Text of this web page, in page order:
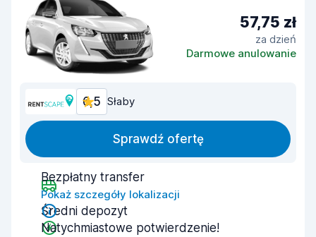
57,75 zł
za dzień
Darmowe anulowanie
6,5 Słaby
Sprawdź ofertę
Bezpłatny transfer
Pokaż szczegóły lokalizacji
Średni depozyt
Natychmiastowe potwierdzenie!